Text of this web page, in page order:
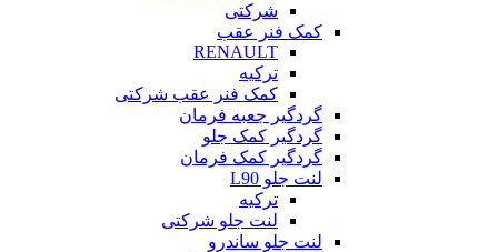
شرکتی
کمک فنر عقب
RENAULT
ترکیه
کمک فنر عقب شرکتی
گردگیر جعبه فرمان
گردگیر کمک جلو
گردگیر کمک فرمان
لنت جلو L90
ترکیه
لنت جلو شرکتی
لنت جلو ساندرو